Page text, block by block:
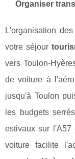
Organiser
L'organisation
votre séjour
vers Toulon-
de voiture à
jusqu'à Toulon
les budgets
estivaux sur l'A57
voiture facilite